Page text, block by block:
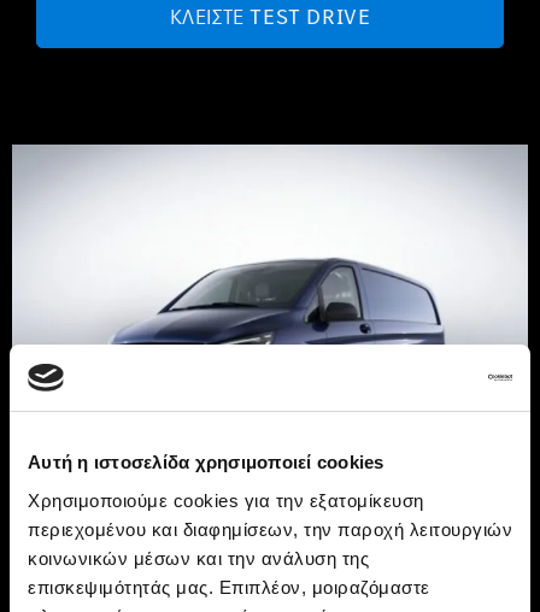
Αυτή η ιστοσελίδα χρησιμοποιεί cookies
Χρησιμοποιούμε cookies για την εξατομίκευση
περιεχομένου και διαφημίσεων, την παροχή λειτουργιών
κοινωνικών μέσων και την ανάλυση της
επισκεψιμότητάς μας. Επιπλέον, μοιραζόμαστε
ΚΛΕΊΣΤΕ TEST DRIVE
Το εξωτερικό τoυVito